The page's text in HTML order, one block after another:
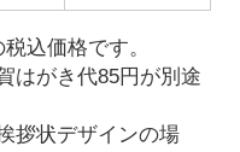
込価格です。
はがき代85円が別途
拶状デザインの場